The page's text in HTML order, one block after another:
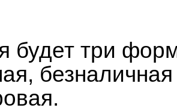
будет три
безналичная